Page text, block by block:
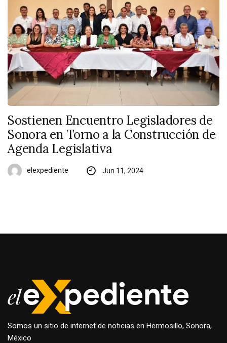
Sostienen Encuentro Legisladores de
Sonora en Torno a la Construcción de
Agenda Legislativa
elexpediente Jun 11, 2024
Somos un sitio de internet de noticias en Hermosillo, Sonora,
México